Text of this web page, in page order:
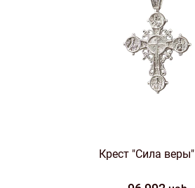
Крест "Сила веры"